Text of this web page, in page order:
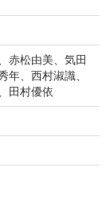
赤松由美、気田
年、西村淑識、
田村優依